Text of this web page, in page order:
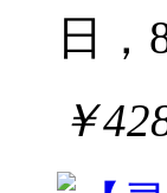
日，
￥